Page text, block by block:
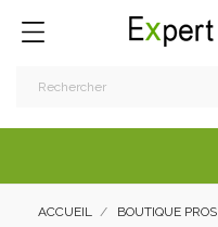
ACCUEIL BOUTIQUE PROS